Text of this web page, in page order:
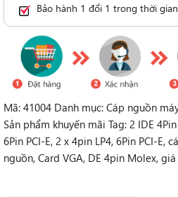
Bảo hành 1 đổi 1 trong thời
Mã: 41004 Danh mục: Cáp nguồn
Sản phẩm khuyến mãi Tag: 2 IDE
6Pin PCI-E, 2 x 4pin LP4, 6Pin PCI-E,
nguồn, Card VGA, DE 4pin Molex, giá